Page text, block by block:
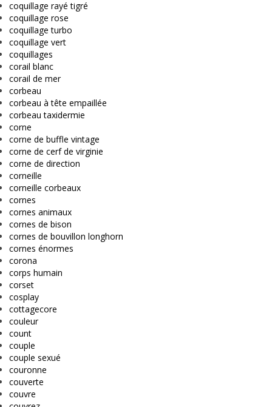
coquillage rayé tigré
coquillage rose
coquillage turbo
coquillage vert
coquillages
corail blanc
corail de mer
corbeau
corbeau à tête empaillée
corbeau taxidermie
corne
corne de buffle vintage
corne de cerf de virginie
corne de direction
corneille
corneille corbeaux
cornes
cornes animaux
cornes de bison
cornes de bouvillon longhorn
cornes énormes
corona
corps humain
corset
cosplay
cottagecore
couleur
count
couple
couple sexué
couronne
couverte
couvre